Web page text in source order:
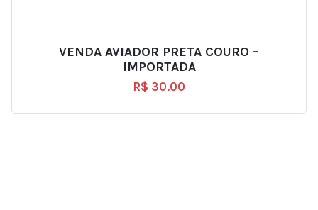
VENDA AVIADOR PRETA COURO –
IMPORTADA
R$ 30.00